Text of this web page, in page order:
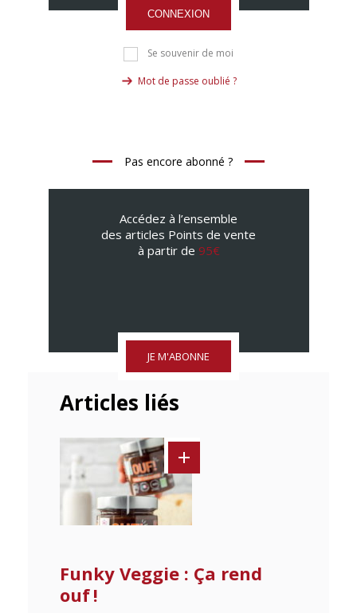
CONNEXION
Se souvenir de moi
Mot de passe oublié ?
Pas encore abonné ?
Accédez à l’ensemble
des articles Points de vente
à partir de 95€
JE M'ABONNE
Articles liés
Funky Veggie : Ça rend
ouf !